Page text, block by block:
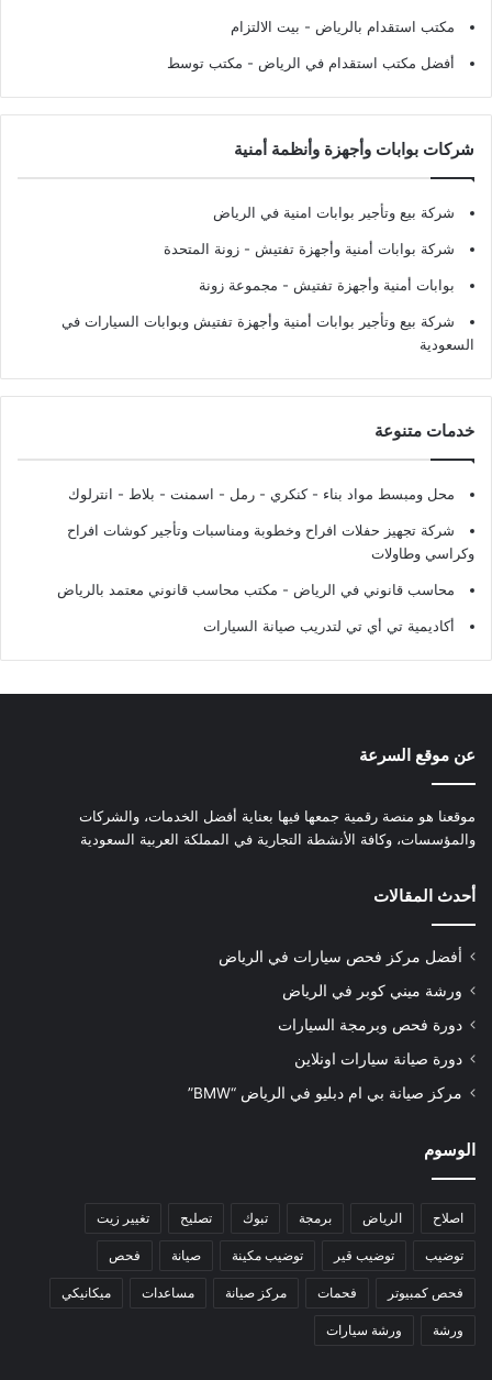
مكتب استقدام بالرياض - بيت الالتزام
أفضل مكتب استقدام في الرياض - مكتب توسط
شركات بوابات وأجهزة وأنظمة أمنية
شركة بيع وتأجير بوابات امنية في الرياض
شركة بوابات أمنية وأجهزة تفتيش - زونة المتحدة
بوابات أمنية وأجهزة تفتيش - مجموعة زونة
شركة بيع وتأجير بوابات أمنية وأجهزة تفتيش وبوابات السيارات في
السعودية
خدمات متنوعة
محل ومبسط مواد بناء - كنكري - رمل - اسمنت - بلاط - انترلوك
شركة تجهيز حفلات افراح وخطوبة ومناسبات وتأجير كوشات افراح
وكراسي وطاولات
محاسب قانوني في الرياض - مكتب محاسب قانوني معتمد بالرياض
أكاديمية تي أي تي لتدريب صيانة السيارات
عن موقع السرعة
موقعنا هو منصة رقمية جمعها فيها بعناية أفضل الخدمات، والشركات
والمؤسسات، وكافة الأنشطة التجارية في المملكة العربية السعودية
أحدث المقالات
أفضل مركز فحص سيارات في الرياض
ورشة ميني كوبر في الرياض
دورة فحص وبرمجة السيارات
دورة صيانة سيارات اونلاين
مركز صيانة بي ام دبليو في الرياض “BMW”
الوسوم
اصلاح الرياض برمجة تبوك تصليح تغيير زيت
توضيب توضيب قير توضيب مكينة صيانة فحص
فحص كمبيوتر فحمات مركز صيانة مساعدات ميكانيكي
ورشة ورشة سيارات